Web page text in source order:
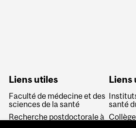
Liens utiles
Faculté de médecine et des
sciences de la santé
Recherche postdoctorale à
Liens
santé